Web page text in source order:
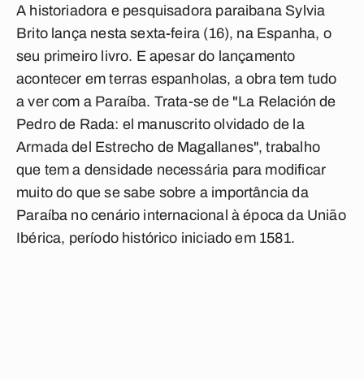
A historiadora e pesquisadora paraibana Sylvia
Brito lança nesta sexta-feira (16), na Espanha, o
seu primeiro livro. E apesar do lançamento
acontecer em terras espanholas, a obra tem tudo
a ver com a Paraíba. Trata-se de "La Relación de
Pedro de Rada: el manuscrito olvidado de la
Armada del Estrecho de Magallanes", trabalho
que tem a densidade necessária para modificar
muito do que se sabe sobre a importância da
Paraíba no cenário internacional à época da União
Ibérica, período histórico iniciado em 1581.